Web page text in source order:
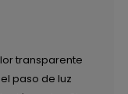
transparente
paso de luz